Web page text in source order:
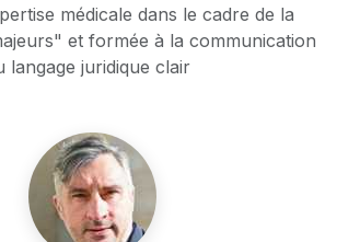
médicale dans le cadre de la
et formée à la communication
langage juridique clair